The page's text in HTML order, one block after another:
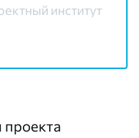
институт